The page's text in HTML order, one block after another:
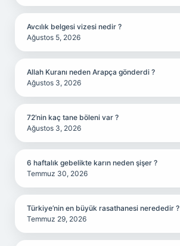
Avcılık belgesi vizesi nedir ?
Ağustos 5, 2026
Allah Kuranı neden Arapça gönderdi ?
Ağustos 3, 2026
72’nin kaç tane böleni var ?
Ağustos 3, 2026
6 haftalık gebelikte karın neden şişer ?
Temmuz 30, 2026
Türkiye’nin en büyük rasathanesi nerededir ?
Temmuz 29, 2026